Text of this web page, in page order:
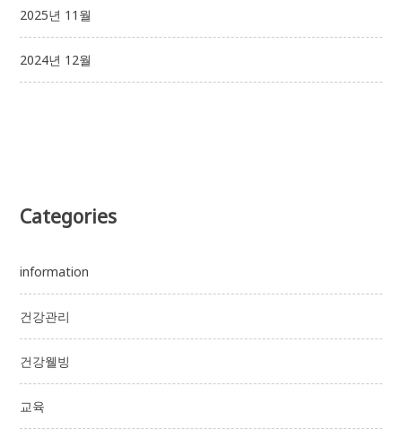
2025년 11월
2024년 12월
Categories
information
건강관리
건강웰빙
교육